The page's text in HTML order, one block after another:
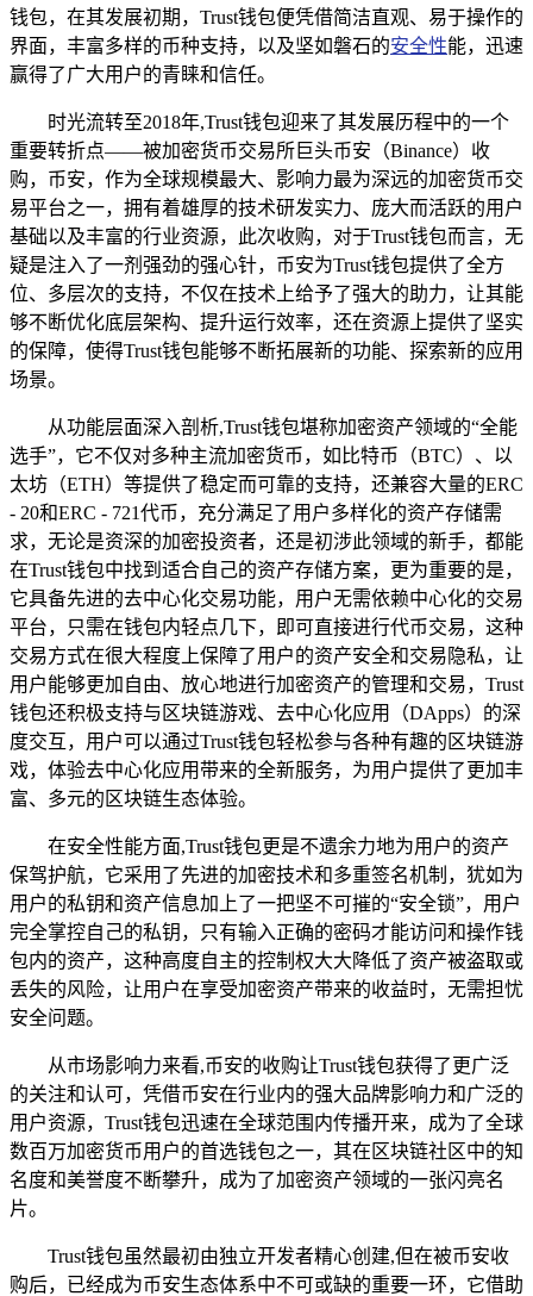
钱包，在其发展初期，Trust钱包便凭借简洁直观、易于操作的
界面，丰富多样的币种支持，以及坚如磐石的安全性能，迅速
赢得了广大用户的青睐和信任。
时光流转至2018年,Trust钱包迎来了其发展历程中的一个
重要转折点——被加密货币交易所巨头币安（Binance）收
购，币安，作为全球规模最大、影响力最为深远的加密货币交
易平台之一，拥有着雄厚的技术研发实力、庞大而活跃的用户
基础以及丰富的行业资源，此次收购，对于Trust钱包而言，无
疑是注入了一剂强劲的强心针，币安为Trust钱包提供了全方
位、多层次的支持，不仅在技术上给予了强大的助力，让其能
够不断优化底层架构、提升运行效率，还在资源上提供了坚实
的保障，使得Trust钱包能够不断拓展新的功能、探索新的应用
场景。
从功能层面深入剖析,Trust钱包堪称加密资产领域的“全能
选手”，它不仅对多种主流加密货币，如比特币（BTC）、以
太坊（ETH）等提供了稳定而可靠的支持，还兼容大量的ERC
- 20和ERC - 721代币，充分满足了用户多样化的资产存储需
求，无论是资深的加密投资者，还是初涉此领域的新手，都能
在Trust钱包中找到适合自己的资产存储方案，更为重要的是，
它具备先进的去中心化交易功能，用户无需依赖中心化的交易
平台，只需在钱包内轻点几下，即可直接进行代币交易，这种
交易方式在很大程度上保障了用户的资产安全和交易隐私，让
用户能够更加自由、放心地进行加密资产的管理和交易，Trust
钱包还积极支持与区块链游戏、去中心化应用（DApps）的深
度交互，用户可以通过Trust钱包轻松参与各种有趣的区块链游
戏，体验去中心化应用带来的全新服务，为用户提供了更加丰
富、多元的区块链生态体验。
在安全性能方面,Trust钱包更是不遗余力地为用户的资产
保驾护航，它采用了先进的加密技术和多重签名机制，犹如为
用户的私钥和资产信息加上了一把坚不可摧的“安全锁”，用户
完全掌控自己的私钥，只有输入正确的密码才能访问和操作钱
包内的资产，这种高度自主的控制权大大降低了资产被盗取或
丢失的风险，让用户在享受加密资产带来的收益时，无需担忧
安全问题。
从市场影响力来看,币安的收购让Trust钱包获得了更广泛
的关注和认可，凭借币安在行业内的强大品牌影响力和广泛的
用户资源，Trust钱包迅速在全球范围内传播开来，成为了全球
数百万加密货币用户的首选钱包之一，其在区块链社区中的知
名度和美誉度不断攀升，成为了加密资产领域的一张闪亮名
片。
Trust钱包虽然最初由独立开发者精心创建,但在被币安收
购后，已经成为币安生态体系中不可或缺的重要一环，它借助